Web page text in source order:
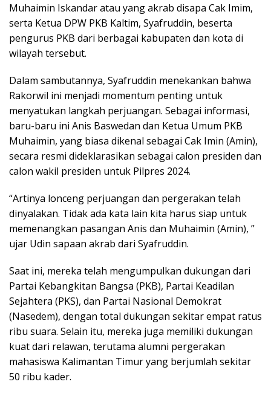
Muhaimin Iskandar atau yang akrab disapa Cak Imim,
serta Ketua DPW PKB Kaltim, Syafruddin, beserta
pengurus PKB dari berbagai kabupaten dan kota di
wilayah tersebut.
Dalam sambutannya, Syafruddin menekankan bahwa
Rakorwil ini menjadi momentum penting untuk
menyatukan langkah perjuangan. Sebagai informasi,
baru-baru ini Anis Baswedan dan Ketua Umum PKB
Muhaimin, yang biasa dikenal sebagai Cak Imin (Amin),
secara resmi dideklarasikan sebagai calon presiden dan
calon wakil presiden untuk Pilpres 2024.
“Artinya lonceng perjuangan dan pergerakan telah
dinyalakan. Tidak ada kata lain kita harus siap untuk
memenangkan pasangan Anis dan Muhaimin (Amin), ”
ujar Udin sapaan akrab dari Syafruddin.
Saat ini, mereka telah mengumpulkan dukungan dari
Partai Kebangkitan Bangsa (PKB), Partai Keadilan
Sejahtera (PKS), dan Partai Nasional Demokrat
(Nasedem), dengan total dukungan sekitar empat ratus
ribu suara. Selain itu, mereka juga memiliki dukungan
kuat dari relawan, terutama alumni pergerakan
mahasiswa Kalimantan Timur yang berjumlah sekitar
50 ribu kader.